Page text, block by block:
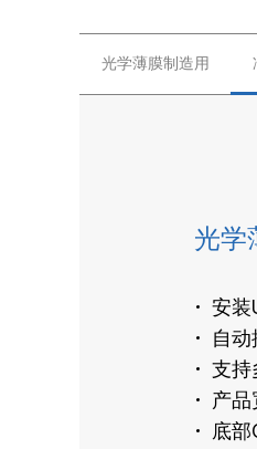
光学薄膜制造用
光学
安装
自
支持
产
底